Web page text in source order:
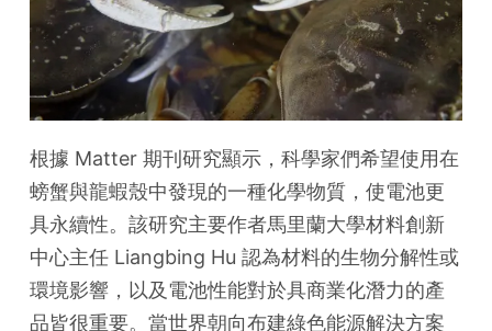
根據 Matter 期刊研究顯示，科學家們希望使用在
螃蟹與龍蝦殼中發現的一種化學物質，使電池更
具永續性。該研究主要作者馬里蘭大學材料創新
中心主任 Liangbing Hu 認為材料的生物分解性或
環境影響，以及電池性能對於具商業化潛力的產
品皆很重要。當世界朝向布建綠色能源解決方案